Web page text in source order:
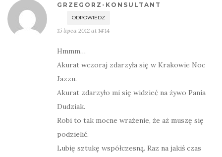
GRZEGORZ-KONSULTANT
ODPOWIEDZ
15 lipca 2012 at 14:14
Hmmm…
Akurat wczoraj zdarzyła się w Krakowie Noc
Jazzu.
Akurat zdarzyło mi się widzieć na żywo Pania
Dudziak.
Robi to tak mocne wrażenie, że aż muszę się
podzielić.
Lubię sztukę współczesną. Raz na jakiś czas